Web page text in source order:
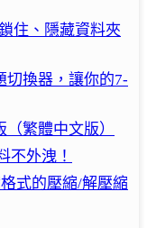
住、隱藏資料夾
切換器，讓你的7-
繁體中文版）
不外洩！
式的壓縮/解壓縮